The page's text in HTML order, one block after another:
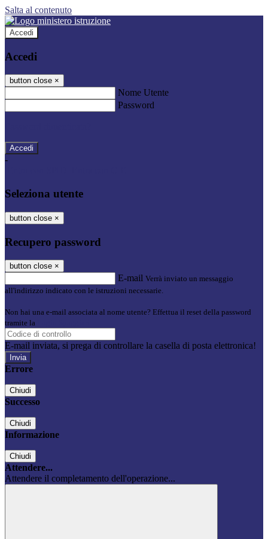
Salta al contenuto
Accedi
Accedi
button close ×
Nome Utente
Password
-
Seleziona utente
button close ×
Recupero password
button close ×
E-mail Verrà inviato un messaggio
all'indirizzo indicato con le istruzioni necessarie.
Non hai una e-mail associata al nome utente? Effettua il reset della password
tramite la
E-mail inviata, si prega di controllare la casella di posta elettronica!
Errore
Chiudi
Successo
Chiudi
Informazione
Chiudi
Attendere...
Attendere il completamento dell'operazione...